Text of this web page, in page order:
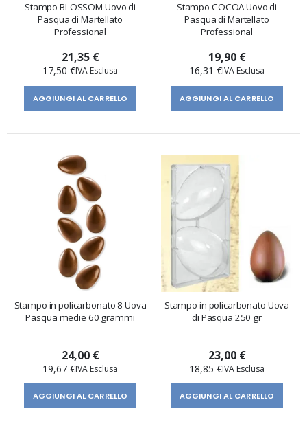
Stampo BLOSSOM Uovo di
Pasqua di Martellato
Professional
21,35 €
17,50 €
AGGIUNGI AL CARRELLO
Stampo COCOA Uovo di
Pasqua di Martellato
Professional
19,90 €
16,31 €
AGGIUNGI AL CARRELLO
Stampo in policarbonato 8 Uova
Pasqua medie 60 grammi
24,00 €
19,67 €
AGGIUNGI AL CARRELLO
Stampo in policarbonato Uova
di Pasqua 250 gr
23,00 €
18,85 €
AGGIUNGI AL CARRELLO